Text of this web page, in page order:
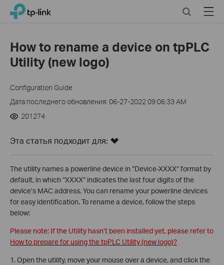
Click
navigation
TP-Link, Reliably Smart SearchMenu
How to rename a device on tpPLC
Utility (new logo)
Configuration Guide
Дата последнего обновления: 06-27-2022 09:06:33 AM
201274
Эта статья подходит для:
The utility names a powerline device in “Device-XXXX” format by
default, in which “XXXX” indicates the last four digits of the
device’s MAC address. You can rename your powerline devices
for easy identification. To rename a device, follow the steps
below:
Please note: If the Utility hasn’t been installed yet, please refer to
How to prepare for using the tpPLC Utility (new logo)?
1. Open the utility, move your mouse over a device, and click the